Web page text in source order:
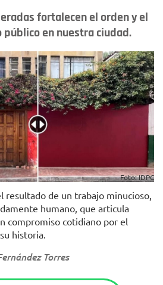
fortalecen el orden y el
en nuestra ciudad.
Foto: IDPC
resultado de un trabajo minucioso,
humano, que articula
compromiso cotidiano por el
historia.
Torres